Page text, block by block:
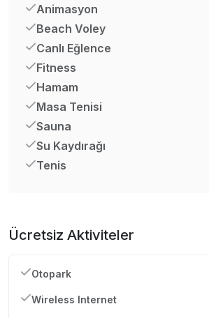
Animasyon
Beach Voley
Canlı Eğlence
Fitness
Hamam
Masa Tenisi
Sauna
Su Kaydırağı
Tenis
Ücretsiz Aktiviteler
Otopark
Wireless Internet